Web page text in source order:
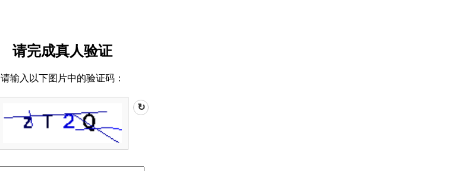
请完成真人验证
请输入以下图片中的验证码：
↻